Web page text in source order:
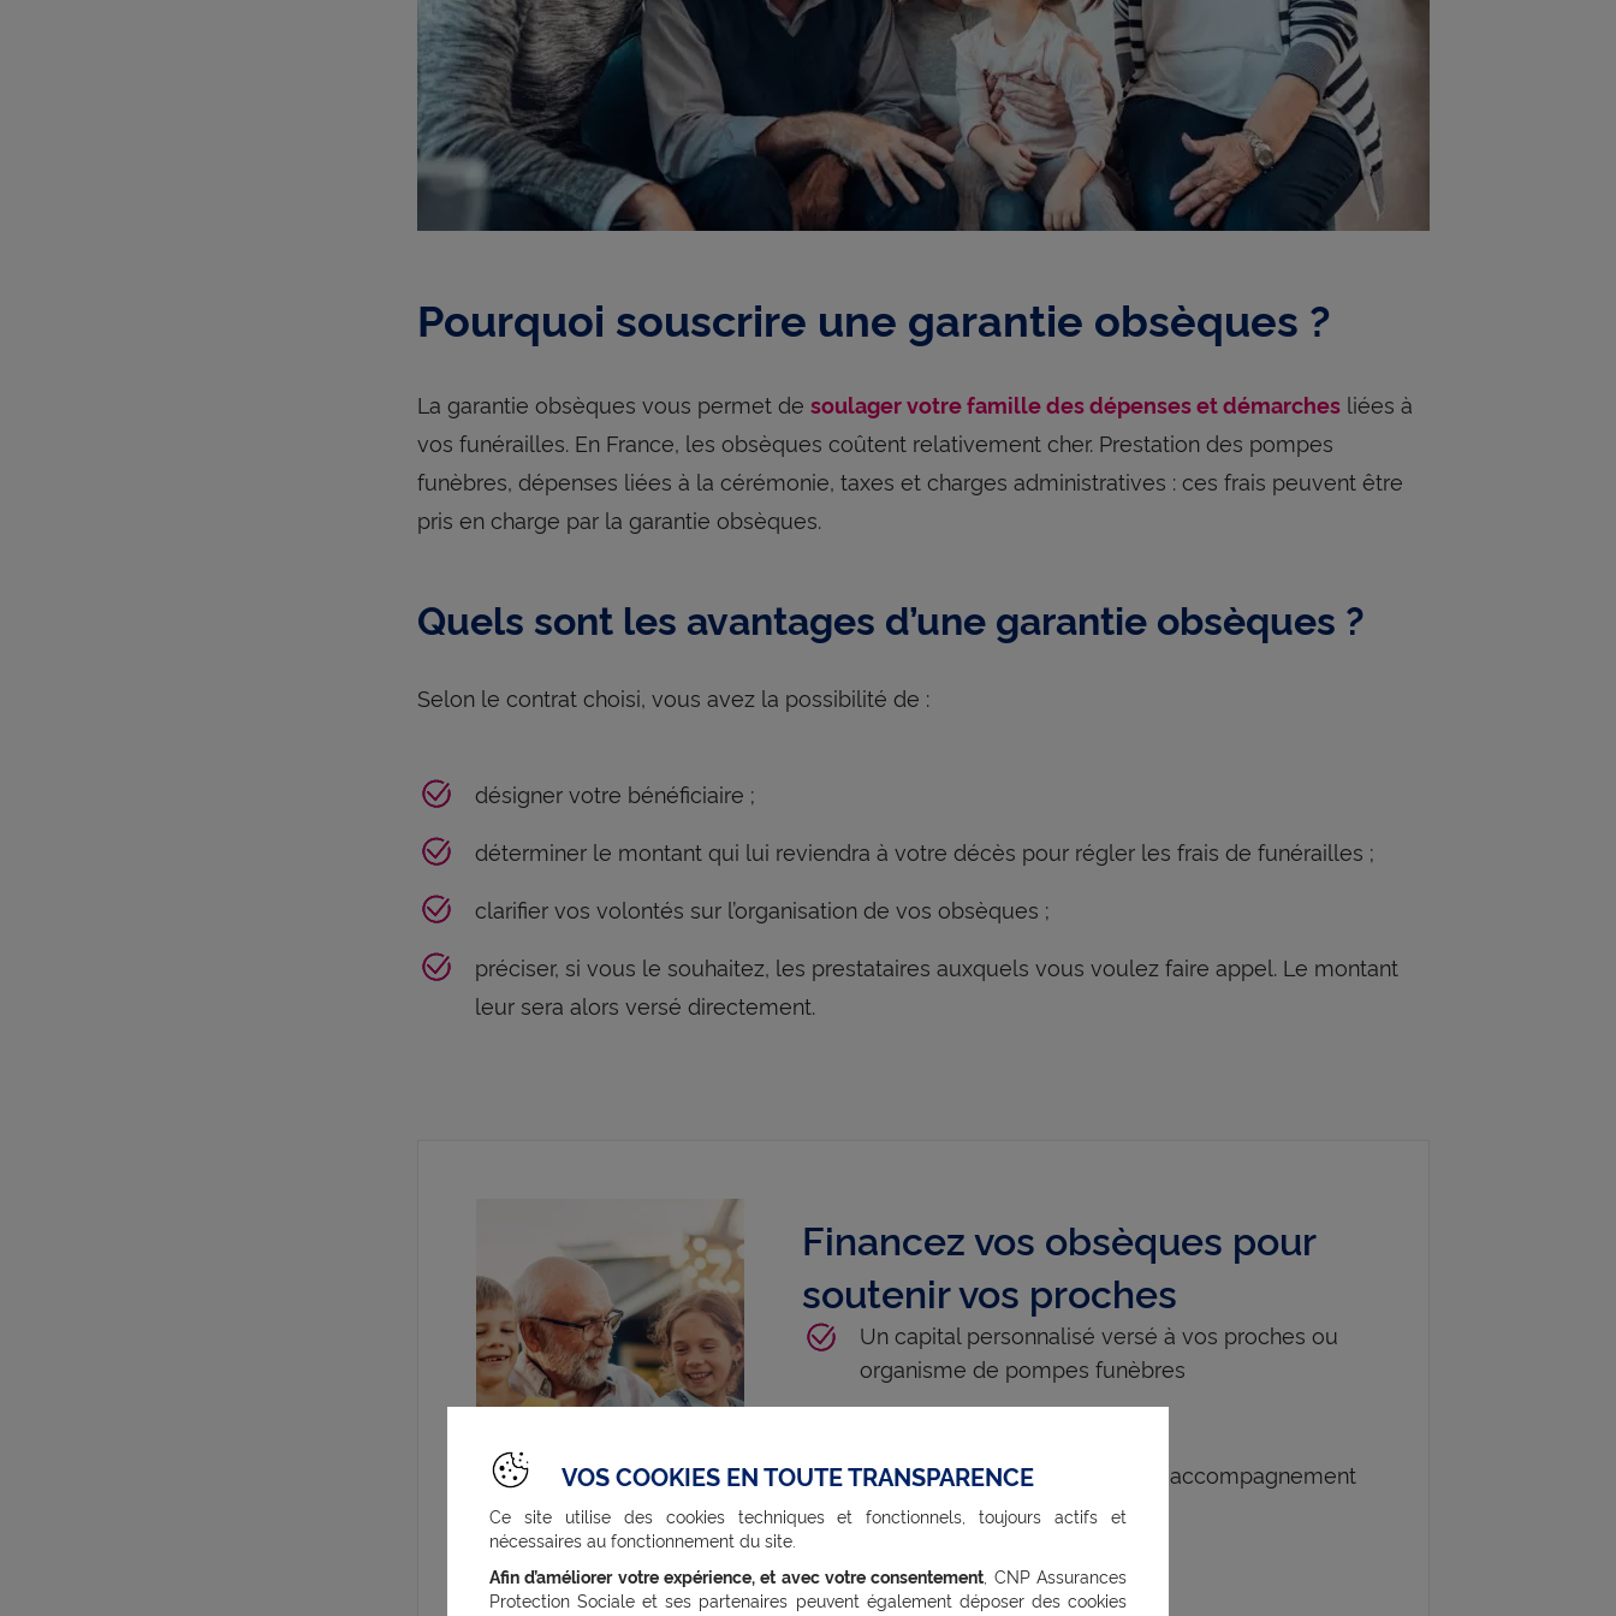
Pourquoi souscrire une garantie obsèques ?
La garantie obsèques vous permet de soulager votre famille des dépenses et démarches liées à
vos funérailles. En France, les obsèques coûtent relativement cher. Prestation des pompes
funèbres, dépenses liées à la cérémonie, taxes et charges administratives : ces frais peuvent être
pris en charge par la garantie obsèques.
Quels sont les avantages d’une garantie obsèques ?
Selon le contrat choisi, vous avez la possibilité de :
désigner votre bénéficiaire ;
déterminer le montant qui lui reviendra à votre décès pour régler les frais de funérailles ;
clarifier vos volontés sur l’organisation de vos obsèques ;
préciser, si vous le souhaitez, les prestataires auxquels vous voulez faire appel. Le montant
leur sera alors versé directement.
Financez vos obsèques pour
soutenir vos proches
Un capital personnalisé versé à vos proches ou
organisme de pompes funèbres
Des services d'assistance et d'accompagnement
Découvrez notre offre
VOS COOKIES EN TOUTE TRANSPARENCE
Ce site utilise des cookies techniques et fonctionnels, toujours actifs et
nécessaires au fonctionnement du site.
Afin d’améliorer votre expérience, et avec votre consentement , CNP Assurances
Protection Sociale et ses partenaires peuvent également déposer des cookies